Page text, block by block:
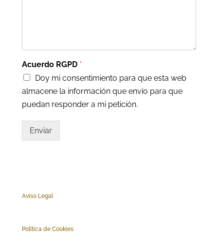
Acuerdo RGPD *
Doy mi consentimiento para que esta web
almacene la información que envío para que
puedan responder a mi petición.
Enviar
Aviso Legal
Política de Cookies